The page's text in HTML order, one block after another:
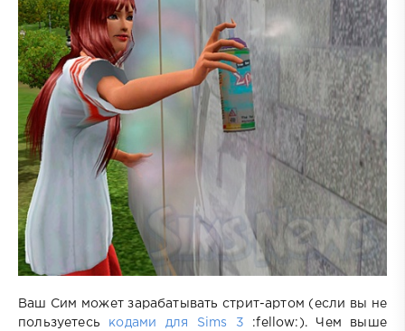
Ваш Сим может зарабатывать стрит-артом (если вы не
пользуетесь кодами для Sims 3 :fellow:). Чем выше